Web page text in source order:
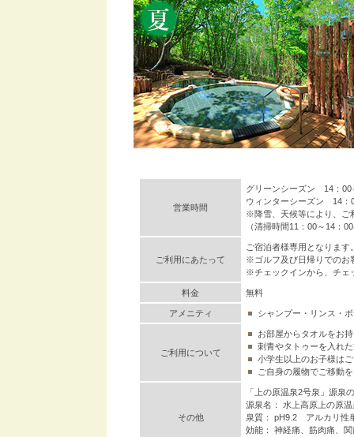
営業時間
グリーンシーズン 14：00
ウィンターシーズン 14：
※降雪、天候等により、ご
（清掃時間11：00～14：
ご利用にあたって
ご宿泊者様専用となります
※ゴルフ及び日帰りでのお
※チェックインから、チェ
料金 無料
アメニティ シャンプー・リンス・
ご利用について
お部屋からタオルをお
刺青やタトゥーを入れ
小学生以上のお子様は
ご自身の履物でご移動
その他
「上の原温泉2号泉」源泉
源泉名： 水上高原上の原
泉質： pH9.2 アルカリ性
効能： 神経痛、筋肉痛、